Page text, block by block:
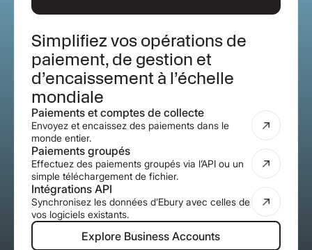
Simplifiez vos opérations de
paiement, de gestion et
d’encaissement à l’échelle
mondiale
Paiements et comptes de collecte
Envoyez et encaissez des paiements dans le
monde entier.
Paiements groupés
Effectuez des paiements groupés via l’API ou un
simple téléchargement de fichier.
Intégrations API
Synchronisez les données d’Ebury avec celles de
vos logiciels existants.
Explore Business Accounts
Explore Business Accounts